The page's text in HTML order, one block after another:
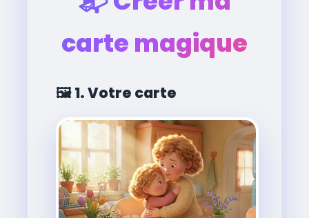
carte magique
🖼️1. Votre carte